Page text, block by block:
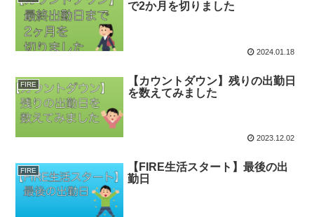
で2か月を切りました
2024.01.18
FIRE
【カウントダウン】残りの出勤日
を数えてみました
2023.12.02
FIRE
【FIRE生活スタート】最後の出
勤日